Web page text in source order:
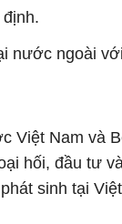
nước ngoài
Việt Nam và
hối, đầu tư
sinh tại